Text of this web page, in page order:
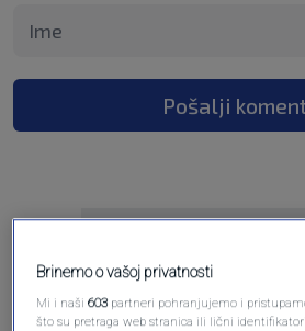
Pošalji
Brinemo o vašoj privatnosti
Mi i naši603 partneri pohranjujemo i
što su pretraga web stranica ili lični